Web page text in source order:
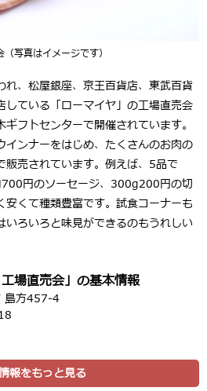
写真はイメージです）
れ、松屋銀座、京王百貨店、東武百貨
している「ローマイヤ」の工場直売会
フトセンターで開催されています。
インナーをはじめ、たくさんのお肉の
販売されています。例えば、5品で
円のソーセージ、300g200円の切
くて種類豊富です。試食コーナーも
いろいろと味見ができるのもうれしい
場直売会」の基本情報
島方457-4
報をもっと見る